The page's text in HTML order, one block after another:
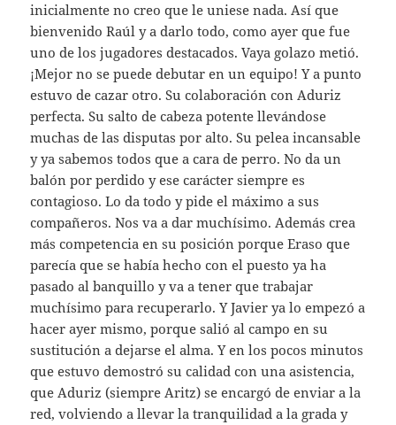
inicialmente no creo que le uniese nada. Así que
bienvenido Raúl y a darlo todo, como ayer que fue
uno de los jugadores destacados. Vaya golazo metió.
¡Mejor no se puede debutar en un equipo! Y a punto
estuvo de cazar otro. Su colaboración con Aduriz
perfecta. Su salto de cabeza potente llevándose
muchas de las disputas por alto. Su pelea incansable
y ya sabemos todos que a cara de perro. No da un
balón por perdido y ese carácter siempre es
contagioso. Lo da todo y pide el máximo a sus
compañeros. Nos va a dar muchísimo. Además crea
más competencia en su posición porque Eraso que
parecía que se había hecho con el puesto ya ha
pasado al banquillo y va a tener que trabajar
muchísimo para recuperarlo. Y Javier ya lo empezó a
hacer ayer mismo, porque salió al campo en su
sustitución a dejarse el alma. Y en los pocos minutos
que estuvo demostró su calidad con una asistencia,
que Aduriz (siempre Aritz) se encargó de enviar a la
red, volviendo a llevar la tranquilidad a la grada y